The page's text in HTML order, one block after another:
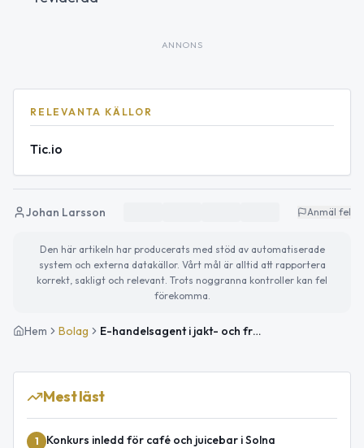
ANNONS
RELEVANTA KÄLLOR
Tic.io
Johan Larsson Anmäl fel
Den här artikeln har producerats med stöd av automatiserade
system och externa datakällor. Vårt mål är alltid att rapportera
korrekt, sakligt och relevant. Trots noggranna kontroller kan fel
förekomma.
Hem Bolag E-handelsagent i jakt- och friluftsliv går i konkurs
Mest läst
1 Konkurs inledd för café och juicebar i Solna